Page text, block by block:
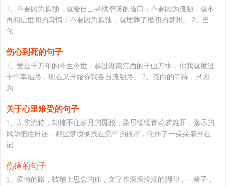
1、不要因为孤独，就给自己寻找堕落的借口；不要因为孤独，就不
再相信世间的真情；不要因为孤独，就埋葬了最初的梦想。 2、当
化...
伤心到死的句子
1、爱过千万年的今生今世，越过湖南江西的千山万水，你我就度过
十年幸福路，现在又开始你我各自孤独路。 2、苍白的等待，只因
为...
关于心里难受的句子
1、悲伤流转，却掩不住岁月的斑驳，染尽缕缕青花梦难开，落尽的
风华把往日还，那些梦境搁浅在流年的彼岸，化作了一朵朵盛开在
记...
伤痛的句子
1、爱情的路，被铺上思念的痛，文字作深深浅浅的脚印，一辈子，